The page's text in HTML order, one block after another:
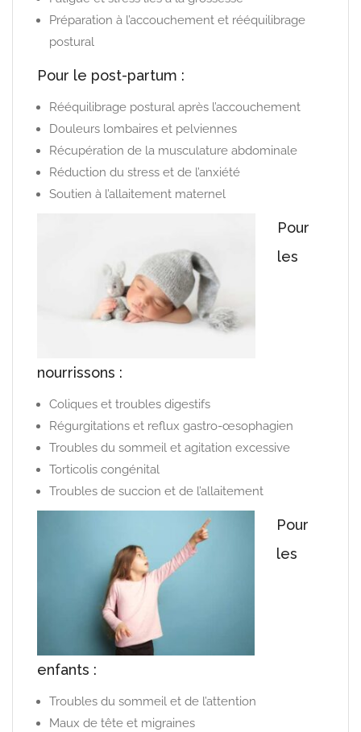
Préparation à l’accouchement et rééquilibrage
postural
Pour le post-partum :
Rééquilibrage postural après l’accouchement
Douleurs lombaires et pelviennes
Récupération de la musculature abdominale
Réduction du stress et de l’anxiété
Soutien à l’allaitement maternel
Pour
les
nourrissons :
Coliques et troubles digestifs
Régurgitations et reflux gastro-œsophagien
Troubles du sommeil et agitation excessive
Torticolis congénital
Troubles de succion et de l’allaitement
Pour
les
enfants :
Troubles du sommeil et de l’attention
Maux de tête et migraines